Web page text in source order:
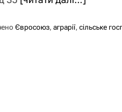
Євросоюз,аграрії,сільське